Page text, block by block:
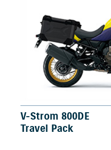
V-Strom 800DE
Travel Pack